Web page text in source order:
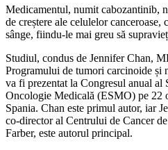
Medicamentul, numit cabozantinib,
de creștere ale celulelor canceroase,
sânge, fiindu-le mai greu să
Studiul, condus de Jennifer Chan,
Programului de tumori carcinoide și
va fi prezentat la Congresul anual al
Oncologie Medicală (ESMO) pe 22
Spania. Chan este primul autor, iar
co-director al Centrului de Cancer
Farber, este autorul principal.